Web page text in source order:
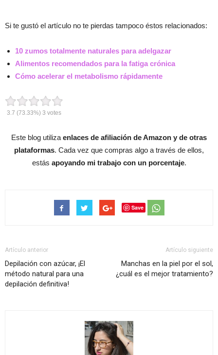
Si te gustó el artículo no te pierdas tampoco éstos relacionados:
10 zumos totalmente naturales para adelgazar
Alimentos recomendados para la fatiga crónica
Cómo acelerar el metabolismo rápidamente
3.7 (73.33%) 3 votes
Este blog utiliza enlaces de afiliación de Amazon y de otras
plataformas. Cada vez que compras algo a través de ellos,
estás apoyando mi trabajo con un porcentaje.
Save
Artículo anterior
Depilación con azúcar, ¡El
método natural para una
depilación definitiva!
Artículo siguiente
Manchas en la piel por el sol,
¿cuál es el mejor tratamiento?